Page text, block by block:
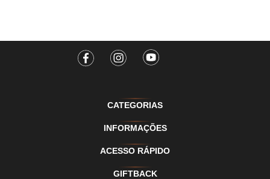
CATEGORIAS
INFORMAÇÕES
ACESSO RÁPIDO
GIFTBACK